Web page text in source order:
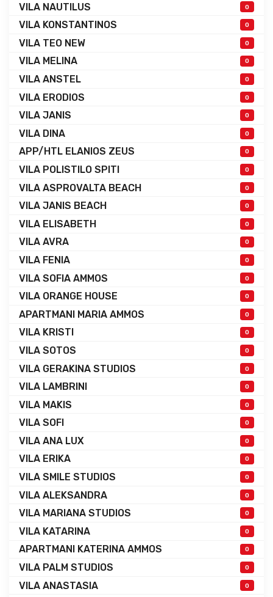
VILA NAUTILUS 0
VILA KONSTANTINOS 0
VILA TEO NEW 0
VILA MELINA 0
VILA ANSTEL 0
VILA ERODIOS 0
VILA JANIS 0
VILA DINA 0
APP/HTL ELANIOS ZEUS 0
VILA POLISTILO SPITI 0
VILA ASPROVALTA BEACH 0
VILA JANIS BEACH 0
VILA ELISABETH 0
VILA AVRA 0
VILA FENIA 0
VILA SOFIA AMMOS 0
VILA ORANGE HOUSE 0
APARTMANI MARIA AMMOS 0
VILA KRISTI 0
VILA SOTOS 0
VILA GERAKINA STUDIOS 0
VILA LAMBRINI 0
VILA MAKIS 0
VILA SOFI 0
VILA ANA LUX 0
VILA ERIKA 0
VILA SMILE STUDIOS 0
VILA ALEKSANDRA 0
VILA MARIANA STUDIOS 0
VILA KATARINA 0
APARTMANI KATERINA AMMOS 0
VILA PALM STUDIOS 0
VILA ANASTASIA 0